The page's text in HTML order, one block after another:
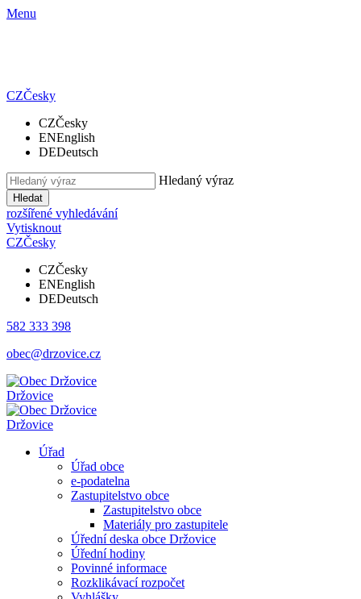
Menu
CZČesky
CZČesky
ENEnglish
DEDeutsch
Hledaný výraz
Hledat
rozšířené vyhledávání
Vytisknout
CZČesky
CZČesky
ENEnglish
DEDeutsch
582 333 398
obec@drzovice.cz
Držovice
Držovice
Úřad
Úřad obce
e-podatelna
Zastupitelstvo obce
Zastupitelstvo obce
Materiály pro zastupitele
Úřední deska obce Držovice
Úřední hodiny
Povinné informace
Rozklikávací rozpočet